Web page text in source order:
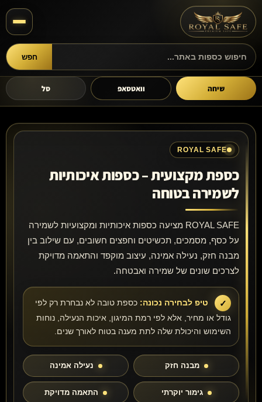
חיפוש מוצרים חפש
שיחה וואטסאפ סל
ROYAL SAFE
כספת מקצועית – כספות איכותיות
לשמירה בטוחה
ROYAL SAFE מציעה כספות איכותיות ומקצועיות לשמירה
על כסף, מסמכים, תכשיטים וחפצים חשובים, עם שילוב בין
מבנה חזק, נעילה אמינה, עיצוב מוקפד והתאמה מדויקת
לצרכים שונים של שמירה ואבטחה.
טיפ לבחירה נכונה: כספת טובה לא נבחרת רק לפי
גודל או מחיר, אלא לפי רמת המיגון, איכות הנעילה, נוחות
השימוש והיכולת שלה לתת מענה בטוח לאורך שנים.
מבנה חזק נעילה אמינה
גימור יוקרתי התאמה מדויקת